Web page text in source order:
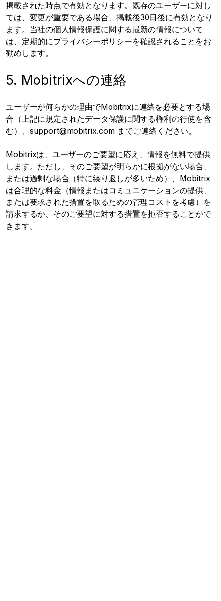
掲載された時点で有効となります。既存のユーザーに対し
ては、変更が重要である場合、掲載後30日後に有効となり
ます。当社の個人情報保護に関する最新の情報について
は、定期的にプライバシーポリシーを確認されることをお
勧めします。
5. Mobitrixへの連絡
ユーザーが何らかの理由でMobitrixに連絡を必要とする場
合（上記に規定されたデータ保護に関する権利の行使を含
む）、support@mobitrix.com までご連絡ください。
Mobitrixは、ユーザーのご要望に応え、情報を無料で提供
します。ただし、そのご要望が明らかに根拠がない場合、
または過剰な場合（特に繰り返しが多いため）、Mobitrix
は合理的な料金（情報またはコミュニケーションの提供、
または要求された措置を取るための管理コストを考慮）を
請求するか、そのご要望に対する措置を拒否することがで
きます。